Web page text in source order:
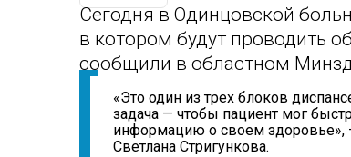
Сегодня в Одинцовской
в котором будут проводить
сообщили в областном
«Это один из трех блоков
задача — чтобы пациент мог
информацию о своем здоровье»,
Светлана Стригункова.